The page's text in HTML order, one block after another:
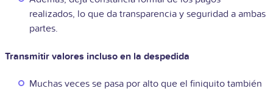
realizados, lo que da transparencia y seguridad a ambas
partes.
Transmitir valores incluso en la despedida
Muchas veces se pasa por alto que el finiquito también